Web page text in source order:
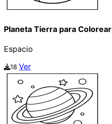
Planeta Tierra para Colorear
Espacio
18 Ver